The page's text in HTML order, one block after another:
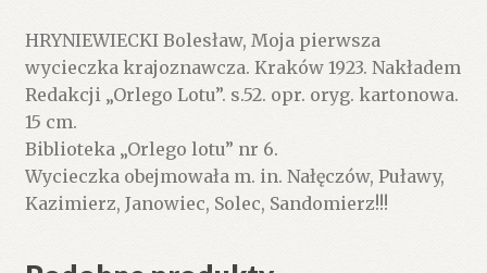
HRYNIEWIECKI Bolesław, Moja pierwsza
wycieczka krajoznawcza. Kraków 1923. Nakładem
Redakcji „Orlego Lotu”. s.52. opr. oryg. kartonowa.
15 cm.
Biblioteka „Orlego lotu” nr 6.
Wycieczka obejmowała m. in. Nałęczów, Puławy,
Kazimierz, Janowiec, Solec, Sandomierz!!!